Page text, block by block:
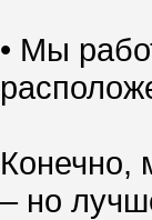
• Мы
Конечно,
– но